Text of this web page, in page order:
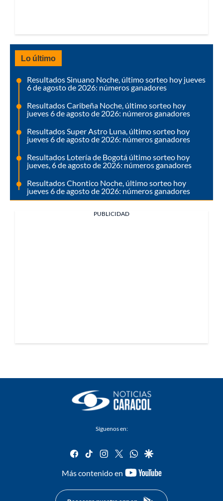
Lo último
Resultados Sinuano Noche, último sorteo hoy jueves
6 de agosto de 2026: números ganadores
Resultados Caribeña Noche, último sorteo hoy
jueves 6 de agosto de 2026: números ganadores
Resultados Super Astro Luna, último sorteo hoy
jueves 6 de agosto de 2026: números ganadores
Resultados Lotería de Bogotá último sorteo hoy
jueves, 6 de agosto de 2026: números ganadores
Resultados Chontico Noche, último sorteo hoy
jueves 6 de agosto de 2026: números ganadores
PUBLICIDAD
Síguenos en:
facebook
tiktok instagram
twitterwhatsapp
google
Más contenido en
youtube-